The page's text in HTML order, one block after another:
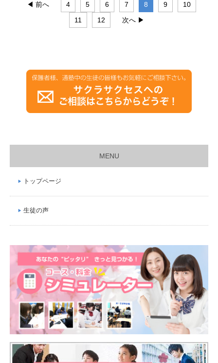
◀ 前へ 4 5 6 7 8 9
10
11
12 次へ ▶
MENU
トップページ
生徒の声